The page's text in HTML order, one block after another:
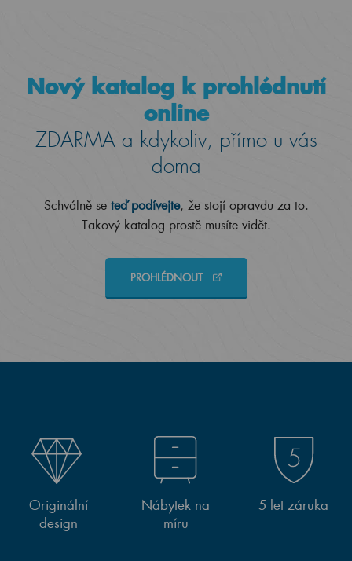
Nový katalog k prohlédnutí
online
ZDARMA a kdykoliv, přímo u vás
doma
Schválně se teď podívejte, že stojí opravdu za to.
Takový katalog prostě musíte vidět.
PROHLÉDNOUT
Originální
design
Nábytek na
míru
5 let záruka